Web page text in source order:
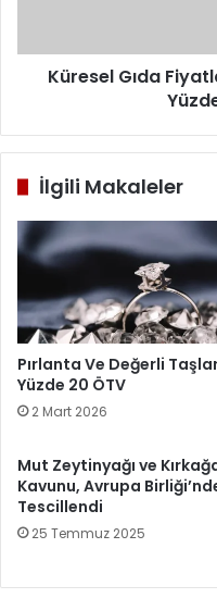
Geriledi
Küresel Gıda
İlgili Makaleler
Pırlanta Ve Değerli
Yüzde 20 ÖTV
2 Mart 2026
Mut Zeytinyağı ve
Kavunu, Avrupa
Tescillendi
25 Temmuz 2025